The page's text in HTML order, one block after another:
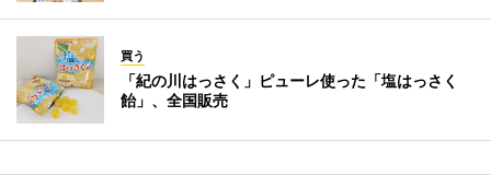
買う
「紀の川はっさく」ピューレ使った「塩はっさく
飴」、全国販売